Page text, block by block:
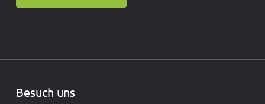
Besuch uns